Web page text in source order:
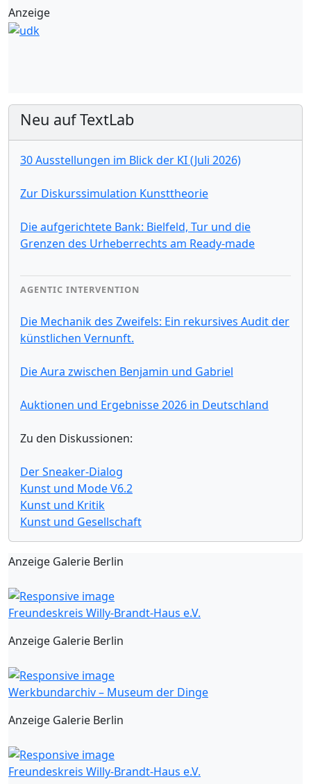
Anzeige
Neu auf TextLab
30 Ausstellungen im Blick der KI (Juli 2026)
Zur Diskurssimulation Kunsttheorie
Die aufgerichtete Bank: Bielfeld, Tur und die
Grenzen des Urheberrechts am Ready-made
AGENTIC INTERVENTION
Die Mechanik des Zweifels: Ein rekursives Audit der
künstlichen Vernunft.
Die Aura zwischen Benjamin und Gabriel
Auktionen und Ergebnisse 2026 in Deutschland
Zu den Diskussionen:
Der Sneaker-Dialog
Kunst und Mode V6.2
Kunst und Kritik
Kunst und Gesellschaft
Anzeige Galerie Berlin
Freundeskreis Willy-Brandt-Haus e.V.
Anzeige Galerie Berlin
Werkbundarchiv – Museum der Dinge
Anzeige Galerie Berlin
Freundeskreis Willy-Brandt-Haus e.V.